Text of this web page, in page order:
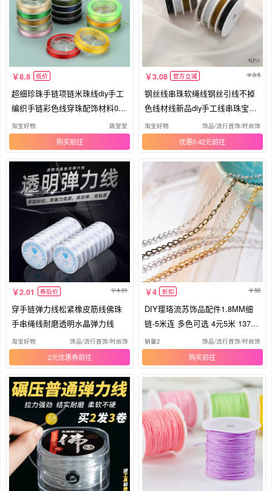
8.8 低价
超细珍珠手链项链米珠线diy手工
编织手链彩色线穿珠配饰材料0.2
mm
淘宝好物 跳堂堂
购买
3.08 官方立减 3.5
钢丝线串珠软绳线钢丝引线不掉
色线材线新品diy手工线串珠宝配
件
淘宝好物 饰品/流行首饰/时尚饰品
优惠0.42元
2.01 券后价 4.01
穿手链弹力线松紧橡皮筋线佛珠
手串绳线耐磨透明水晶弹力线
淘宝好物 饰品/流行首饰/时尚饰品新
2元优惠券
4 折扣 50
DIY璎珞流苏饰品配件1.8MM细
链-5米连 多色可选 4元5米 137链
条
销量2 饰品/流行首饰/时尚饰品
购买